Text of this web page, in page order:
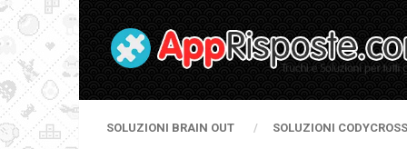
SOLUZIONI BRAIN OUT SOLUZIONI CODYCROSS